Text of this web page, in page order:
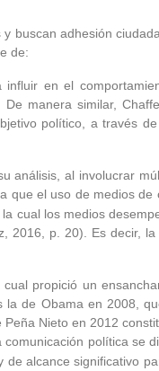
buscan adhesión
de:
influir en el
manera similar,
político, a través
análisis, al involucrar
que el uso de medios de
cual los medios
2016, p. 20). Es decir,
propició un
de Obama en 2008,
Nieto en 2012
política se
alcance significativo